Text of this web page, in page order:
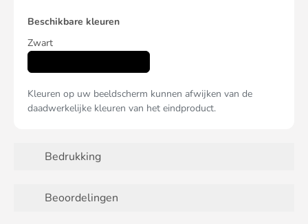
Beschikbare kleuren
Zwart
Kleuren op uw beeldscherm kunnen afwijken van de
daadwerkelijke kleuren van het eindproduct.
Bedrukking
Beoordelingen